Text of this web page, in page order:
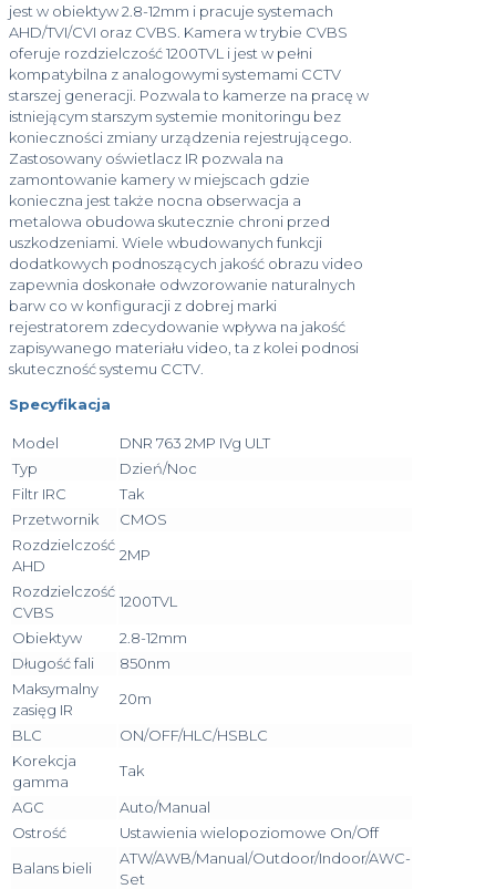
jest w obiektyw 2.8-12mm i pracuje systemach
AHD/TVI/CVI oraz CVBS. Kamera w trybie CVBS
oferuje rozdzielczość 1200TVL i jest w pełni
kompatybilna z analogowymi systemami CCTV
starszej generacji. Pozwala to kamerze na pracę w
istniejącym starszym systemie monitoringu bez
konieczności zmiany urządzenia rejestrującego.
Zastosowany oświetlacz IR pozwala na
zamontowanie kamery w miejscach gdzie
konieczna jest także nocna obserwacja a
metalowa obudowa skutecznie chroni przed
uszkodzeniami. Wiele wbudowanych funkcji
dodatkowych podnoszących jakość obrazu video
zapewnia doskonałe odwzorowanie naturalnych
barw co w konfiguracji z dobrej marki
rejestratorem zdecydowanie wpływa na jakość
zapisywanego materiału video, ta z kolei podnosi
skuteczność systemu CCTV.
Specyfikacja
Model
DNR 763 2MP IVg ULT
Typ
Dzień/Noc
Filtr IRC
Tak
Przetwornik
CMOS
Rozdzielczość
AHD
2MP
Rozdzielczość
CVBS
1200TVL
Obiektyw
2.8-12mm
Długość fali
850nm
Maksymalny
zasięg IR
20m
BLC
ON/OFF/HLC/HSBLC
Korekcja
gamma
Tak
AGC
Auto/Manual
Ostrość
Ustawienia wielopoziomowe On/Off
Balans bieli
ATW/AWB/Manual/Outdoor/Indoor/AWC-
Set